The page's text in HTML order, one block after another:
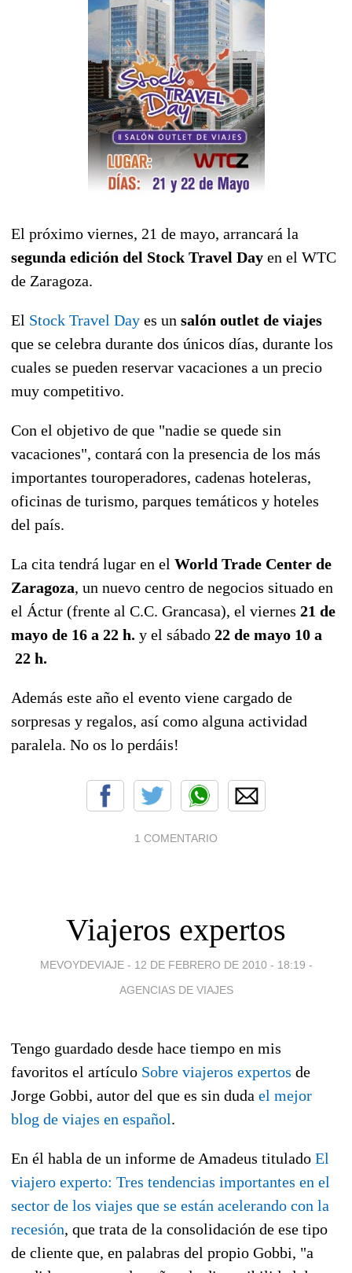
El próximo viernes, 21 de mayo, arrancará la
segunda edición del Stock Travel Day en el WTC
de Zaragoza.
El Stock Travel Day es un salón outlet de viajes
que se celebra durante dos únicos días, durante los
cuales se pueden reservar vacaciones a un precio
muy competitivo.
Con el objetivo de que "nadie se quede sin
vacaciones", contará con la presencia de los más
importantes touroperadores, cadenas hoteleras,
oficinas de turismo, parques temáticos y hoteles
del país.
La cita tendrá lugar en el World Trade Center de
Zaragoza, un nuevo centro de negocios situado en
el Áctur (frente al C.C. Grancasa), el viernes 21 de
mayo de 16 a 22 h. y el sábado 22 de mayo 10 a
22 h.
Además este año el evento viene cargado de
sorpresas y regalos, así como alguna actividad
paralela. No os lo perdáis!
1 COMENTARIO
Viajeros expertos
MEVOYDEVIAJE - 12 DE FEBRERO DE 2010 - 18:19 -
AGENCIAS DE VIAJES
Tengo guardado desde hace tiempo en mis
favoritos el artículo Sobre viajeros expertos de
Jorge Gobbi, autor del que es sin duda el mejor
blog de viajes en español.
En él habla de un informe de Amadeus titulado El
viajero experto: Tres tendencias importantes en el
sector de los viajes que se están acelerando con la
recesión, que trata de la consolidación de ese tipo
de cliente que, en palabras del propio Gobbi, "a